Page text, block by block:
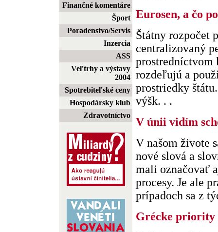
Finančné komentáre
Šport
Poradenstvo/Servis
Inzercia
ASS
Veľtrhy a výstavy
2004
Spotrebiteľské ceny
Hospodársky klub
Zdravotníctvo
Eurosen, a čo
Štátny rozpočet
centralizovaný
prostredníctvom
rozdeľujú a
prostriedky
výšk. . .
V únii vidím
V našom živote
nové slová a
mali označovať
procesy. Je ale
prípadoch sa z
Grécke priority